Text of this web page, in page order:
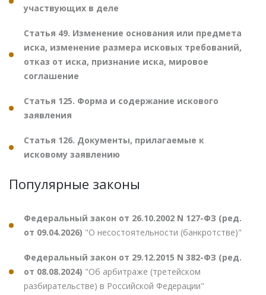
участвующих в деле
Статья 49. Изменение основания или предмета
иска, изменение размера исковых требований,
отказ от иска, признание иска, мировое
соглашение
Статья 125. Форма и содержание искового
заявления
Статья 126. Документы, прилагаемые к
исковому заявлению
Популярные законы
Федеральный закон от 26.10.2002 N 127-ФЗ (ред.
от 09.04.2026) "О несостоятельности (банкротстве)"
Федеральный закон от 29.12.2015 N 382-ФЗ (ред.
от 08.08.2024) "Об арбитраже (третейском
разбирательстве) в Российской Федерации"